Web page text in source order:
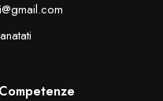
Competenze